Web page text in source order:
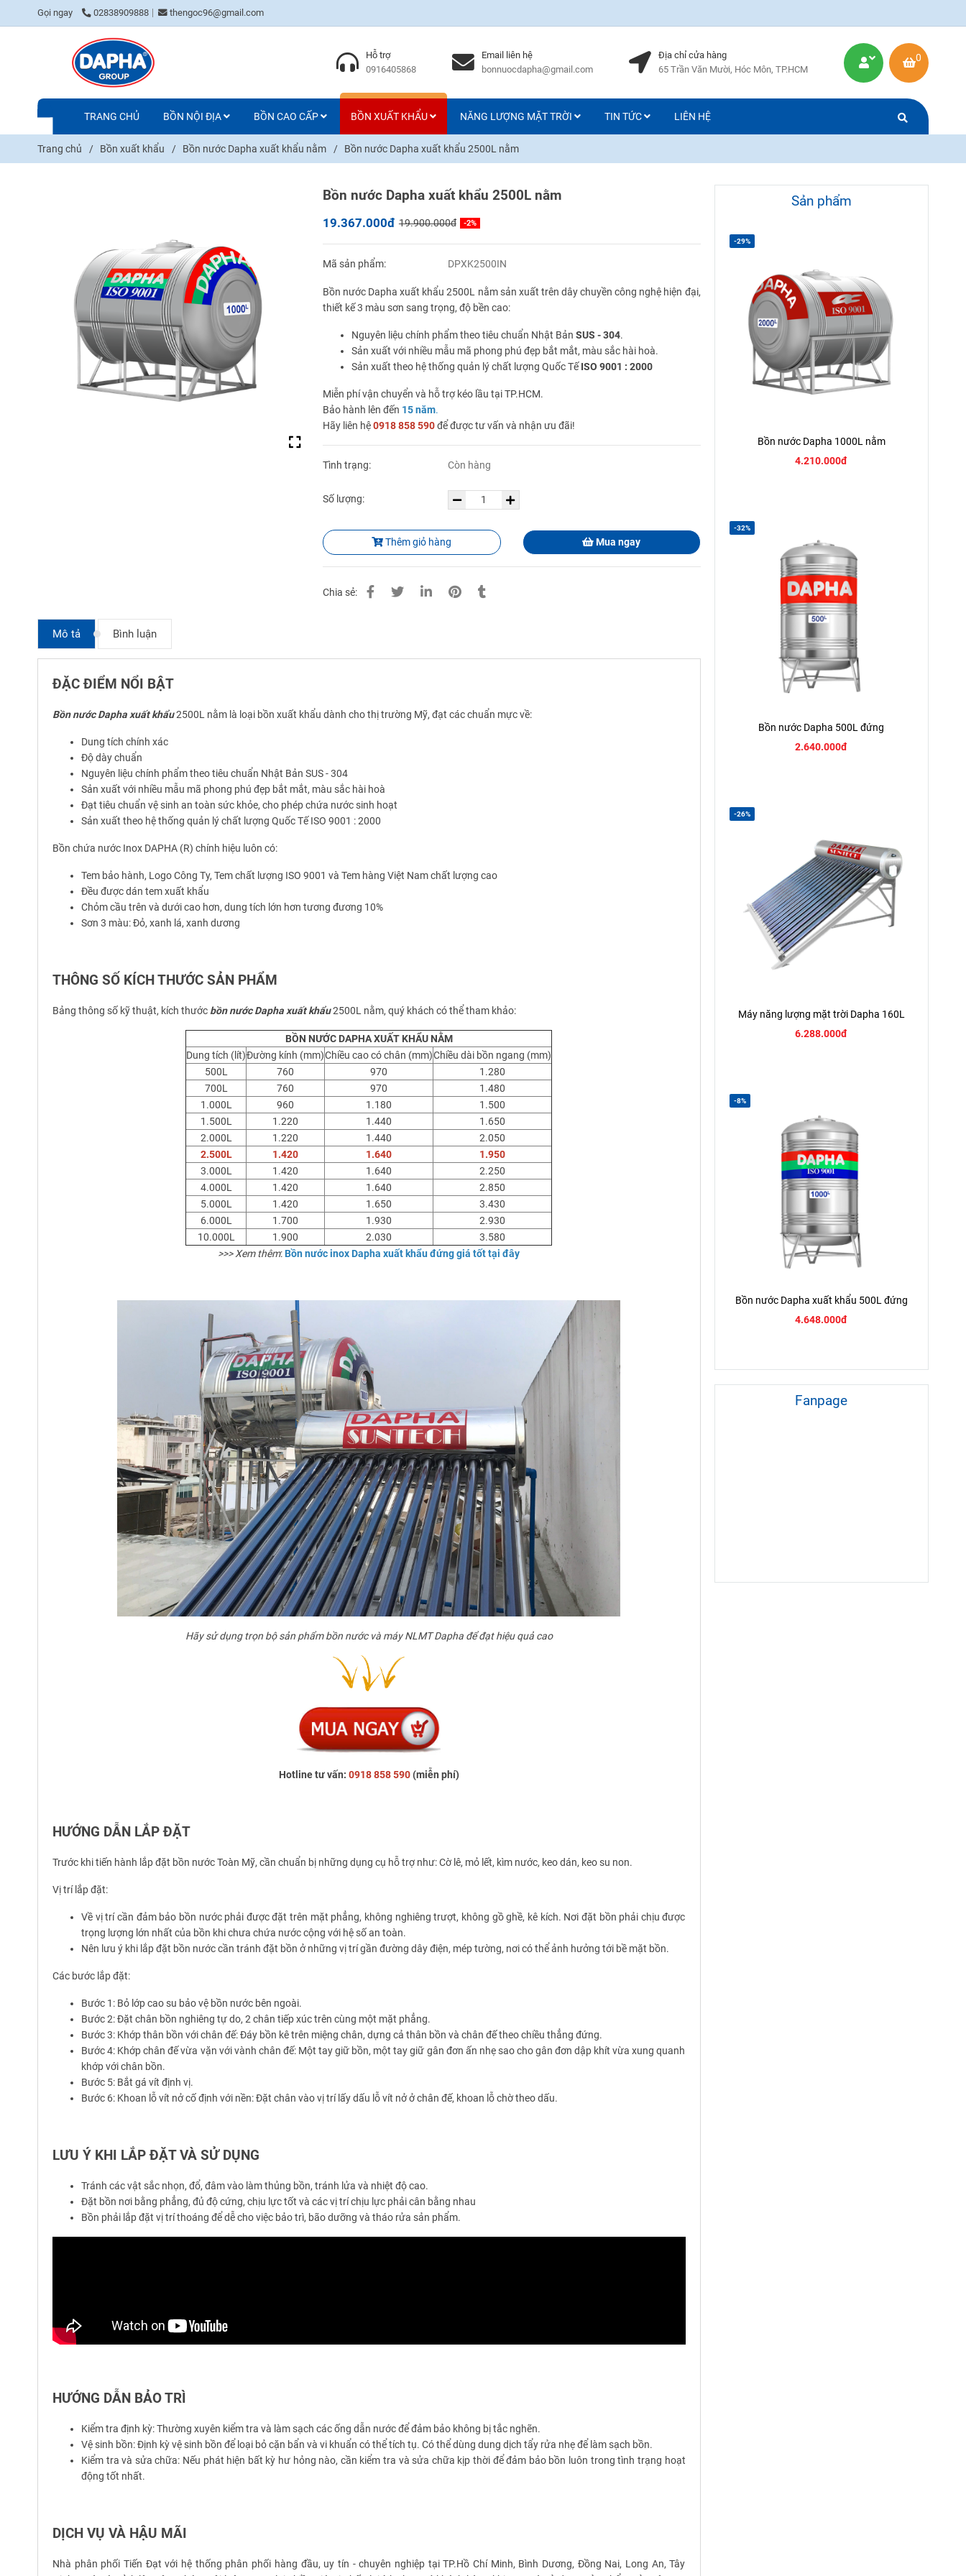
Gọi ngay 02838909888 thengoc96@gmail.com
Hỗ trợ
0916405868
Email liên hệ
bonnuocdapha@gmail.com
Địa chỉ cửa hàng
65 Trần Văn Mười, Hóc Môn, TP.HCM
0
TRANG CHỦ BỒN NỘI ĐỊA BỒN CAO CẤP BỒN XUẤT KHẨU NĂNG LƯỢNG MẶT TRỜI TIN TỨC LIÊN HỆ
Trang chủ / Bồn xuất khẩu / Bồn nước Dapha xuất khẩu nằm / Bồn nước Dapha xuất khẩu 2500L nằm
Bồn nước Dapha xuất khẩu 2500L nằm
19.367.000đ 19.900.000đ -2%
Mã sản phẩm: DPXK2500IN
Bồn nước Dapha xuất khẩu 2500L nằm sản xuất trên dây chuyền công nghệ hiện đại,
thiết kế 3 màu sơn sang trọng, độ bền cao:
Nguyên liệu chính phẩm theo tiêu chuẩn Nhật Bản SUS - 304.
Sản xuất với nhiều mẫu mã phong phú đẹp bắt mắt, màu sắc hài hoà.
Sản xuất theo hệ thống quản lý chất lượng Quốc TếISO 9001 : 2000
Miễn phí vận chuyển và hỗ trợ kéo lầu tại TP.HCM.
Bảo hành lên đến 15 năm.
Hãy liên hệ0918 858 590để được tư vấn và nhận ưu đãi!
Tình trạng: Còn hàng
Số lượng:
Thêm giỏ hàng Mua ngay
Chia sẻ:
Mô tả Bình luận
ĐẶC ĐIỂM NỔI BẬT
Bồn nước Dapha xuất khẩu2500L nằm là loại bồn xuất khẩu dành cho thị trường Mỹ, đạt các chuẩn mực về:
Dung tích chính xác
Độ dày chuẩn
Nguyên liệu chính phẩm theo tiêu chuẩn Nhật Bản SUS - 304
Sản xuất với nhiều mẫu mã phong phú đẹp bắt mắt, màu sắc hài hoà
Đạt tiêu chuẩn vệ sinh an toàn sức khỏe, cho phép chứa nước sinh hoạt
Sản xuất theo hệ thống quản lý chất lượng Quốc Tế ISO 9001 : 2000
Bồn chứa nước Inox DAPHA (R) chính hiệu luôn có:
Tem bảo hành, Logo Công Ty, Tem chất lượng ISO 9001 và Tem hàng Việt Nam chất lượng cao
Đều được dán tem xuất khẩu
Chỏm cầu trên và dưới cao hơn, dung tích lớn hơn tương đương 10%
Sơn 3 màu: Đỏ, xanh lá, xanh dương
THÔNG SỐ KÍCH THƯỚC SẢN PHẨM
Bảng thông số kỹ thuật, kích thước bồn nước Dapha xuất khẩu2500L nằm, quý khách có thể tham khảo:
BỒN NƯỚC DAPHA XUẤT KHẨU NẰM
Dung tích (lít)Đường kính (mm)Chiều cao có chân (mm)Chiều dài bồn ngang (mm)
500L
760 970
1.280
700L
760 970
1.480
1.000L
960 1.180
1.500
1.500L
1.220 1.440
1.650
2.000L
1.220 1.440
2.050
2.500L
1.420 1.640
1.950
3.000L
1.420 1.640
2.250
4.000L
1.420 1.640
2.850
5.000L
1.420 1.650
3.430
6.000L
1.700 1.930
2.930
10.000L
1.900 2.030
3.580
>>> Xem thêm:Bồn nước inox Dapha xuất khẩu đứng giá tốt tại đây
Hãy sử dụng trọn bộ sản phẩm bồn nước và máy NLMT Dapha để đạt hiệu quả cao
Hotline tư vấn: 0918 858 590(miễn phí)
HƯỚNG DẪN LẮP ĐẶT
Trước khi tiến hành lắp đặt bồn nước Toàn Mỹ, cần chuẩn bị những dụng cụ hỗ trợ như: Cờ lê, mỏ lết, kìm nước, keo dán, keo su non.
Vị trí lắp đặt:
Về vị trí cần đảm bảo bồn nước phải được đặt trên mặt phẳng, không nghiêng trượt, không gồ ghề, kê kích. Nơi đặt bồn phải chịu được
trọng lượng lớn nhất của bồn khi chưa chứa nước cộng với hệ số an toàn.
Nên lưu ý khi lắp đặt bồn nước cần tránh đặt bồn ở những vị trí gần đường dây điện, mép tường, nơi có thể ảnh hưởng tới bề mặt bồn.
Các bước lắp đặt:
Bước 1: Bỏ lớp cao su bảo vệ bồn nước bên ngoài.
Bước 2: Đặt chân bồn nghiêng tự do, 2 chân tiếp xúc trên cùng một mặt phẳng.
Bước 3: Khớp thân bồn với chân đế: Đáy bồn kê trên miệng chân, dựng cả thân bồn và chân đế theo chiều thẳng đứng.
Bước 4: Khớp chân đế vừa vặn với vành chân đế: Một tay giữ bồn, một tay giữ gân đơn ấn nhẹ sao cho gân đơn dập khít vừa xung quanh
khớp với chân bồn.
Bước 5: Bắt gá vít định vị.
Bước 6: Khoan lỗ vít nở cố định với nền: Đặt chân vào vị trí lấy dấu lỗ vít nở ở chân đế, khoan lỗ chờ theo dấu.
LƯU Ý KHI LẮP ĐẶT VÀ SỬ DỤNG
Tránh các vật sắc nhọn, đổ, đâm vào làm thủng bồn, tránh lửa và nhiệt độ cao.
Đặt bồn nơi bằng phẳng, đủ độ cứng, chịu lực tốt và các vị trí chịu lực phải cân bằng nhau
Bồn phải lắp đặt vị trí thoáng để dễ cho việc bảo trì, bão dưỡng và tháo rửa sản phẩm.
HƯỚNG DẪN BẢO TRÌ
Kiểm tra định kỳ: Thường xuyên kiểm tra và làm sạch các ống dẫn nước để đảm bảo không bị tắc nghẽn.
Vệ sinh bồn: Định kỳ vệ sinh bồn để loại bỏ cặn bẩn và vi khuẩn có thể tích tụ. Có thể dùng dung dịch tẩy rửa nhẹ để làm sạch bồn.
Kiểm tra và sửa chữa: Nếu phát hiện bất kỳ hư hỏng nào, cần kiểm tra và sửa chữa kịp thời để đảm bảo bồn luôn trong tình trạng hoạt
động tốt nhất.
DỊCH VỤ VÀ HẬU MÃI
Nhà phân phối Tiến Đạt với hệ thống phân phối hàng đầu, uy tín - chuyên nghiệp tại TP.Hồ Chí Minh, Bình Dương, Đồng Nai, Long An, Tây
Sản phẩm
Bồn nước Dapha 1000L nằm
4.210.000đ
-29%
Bồn nước Dapha 500L đứng
2.640.000đ
-32%
Máy năng lượng mặt trời Dapha 160L
6.288.000đ
-26%
Bồn nước Dapha xuất khẩu 500L đứng
4.648.000đ
-8%
Fanpage